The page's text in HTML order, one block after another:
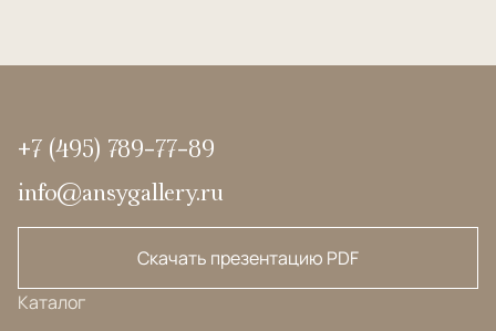
+7 (495) 789-77-89
info@ansygallery.ru
Скачать презентацию PDF
Каталог